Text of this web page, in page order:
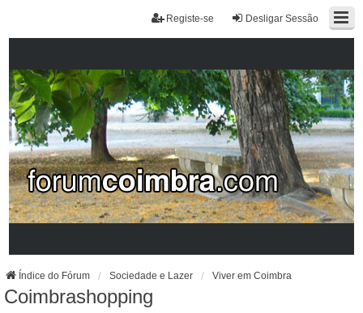
Desligar Sessão
Registe-se
Índice do Fórum Sociedade e Lazer Viver em Coimbra
Coimbrashopping